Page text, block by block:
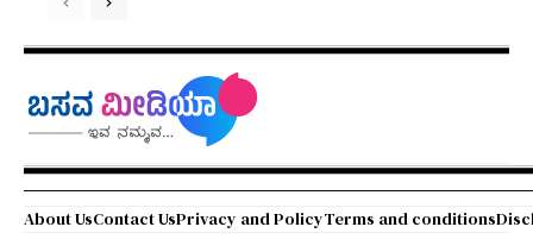
About UsContact UsPrivacy and PolicyTerms and conditions